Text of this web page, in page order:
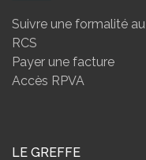
Suivre une formalité au
RCS
Payer une facture
Accès RPVA
LE GREFFE